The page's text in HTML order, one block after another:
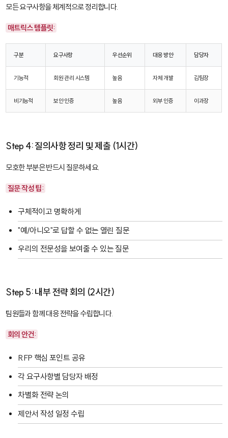
모든 요구사항을 체계적으로 정리합니다.
매트릭스 템플릿:
구분 요구사항 우선순위 대응 방안 담당자
기능적 회원 관리 시스템 높음 자체 개발 김팀장
비기능적 보안 인증 높음 외부 인증 이과장
Step 4: 질의사항 정리 및 제출 (1시간)
모호한 부분은 반드시 질문하세요.
질문 작성 팁:
구체적이고 명확하게
"예/아니오"로 답할 수 없는 열린 질문
우리의 전문성을 보여줄 수 있는 질문
Step 5: 내부 전략 회의 (2시간)
팀원들과 함께 대응 전략을 수립합니다.
회의 안건:
RFP 핵심 포인트 공유
각 요구사항별 담당자 배정
차별화 전략 논의
제안서 작성 일정 수립